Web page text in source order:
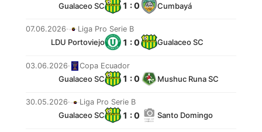
Gualaceo SC 1 : 0 Cumbayá
07.06.2026· Liga Pro Serie B
LDU Portoviejo 1 : 0 Gualaceo SC
03.06.2026· Copa Ecuador
Gualaceo SC 1 : 0 Mushuc Runa SC
30.05.2026· Liga Pro Serie B
Gualaceo SC 1 : 0 Santo Domingo